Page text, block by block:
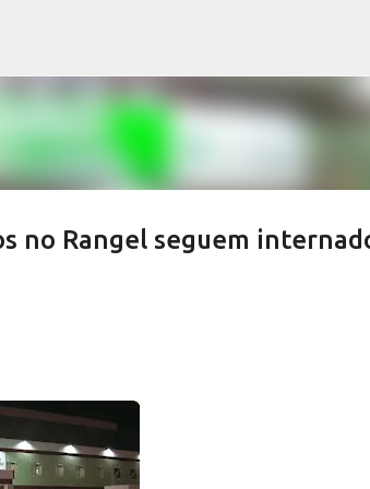
no Rangel seguem